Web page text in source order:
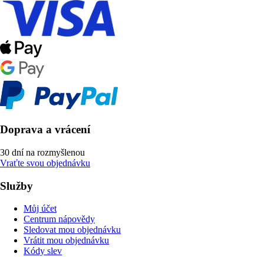
Doprava a vrácení
30 dní na rozmyšlenou
Vraťte svou objednávku
Služby
Můj účet
Centrum nápovědy
Sledovat mou objednávku
Vrátit mou objednávku
Kódy slev